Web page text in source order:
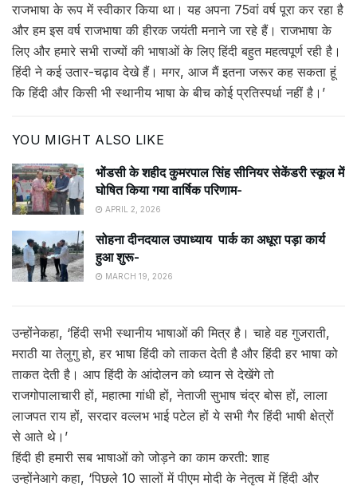
राजभाषा के रूप में स्वीकार किया था। यह अपना 75वां वर्ष पूरा कर रहा है
और हम इस वर्ष राजभाषा की हीरक जयंती मनाने जा रहे हैं। राजभाषा के
लिए और हमारे सभी राज्यों की भाषाओं के लिए हिंदी बहुत महत्वपूर्ण रही है।
हिंदी ने कई उतार-चढ़ाव देखे हैं। मगर, आज मैं इतना जरूर कह सकता हूं
कि हिंदी और किसी भी स्थानीय भाषा के बीच कोई प्रतिस्पर्धा नहीं है।’
YOU MIGHT ALSO LIKE
भोंडसी के शहीद कुमरपाल सिंह सीनियर सेकेंडरी स्कूल में
घोषित किया गया वार्षिक परिणाम-
APRIL 2, 2026
सोहना दीनदयाल उपाध्याय पार्क का अधूरा पड़ा कार्य
हुआ शुरू-
MARCH 19, 2026
उन्होंनेकहा, ‘हिंदी सभी स्थानीय भाषाओं की मित्र है। चाहे वह गुजराती,
मराठी या तेलुगु हो, हर भाषा हिंदी को ताकत देती है और हिंदी हर भाषा को
ताकत देती है। आप हिंदी के आंदोलन को ध्यान से देखेंगे तो
राजगोपालाचारी हों, महात्मा गांधी हों, नेताजी सुभाष चंद्र बोस हों, लाला
लाजपत राय हों, सरदार वल्लभ भाई पटेल हों ये सभी गैर हिंदी भाषी क्षेत्रों
से आते थे।’
हिंदी ही हमारी सब भाषाओं को जोड़ने का काम करती: शाह
उन्होंनेआगे कहा, ‘पिछले 10 सालों में पीएम मोदी के नेतृत्व में हिंदी और